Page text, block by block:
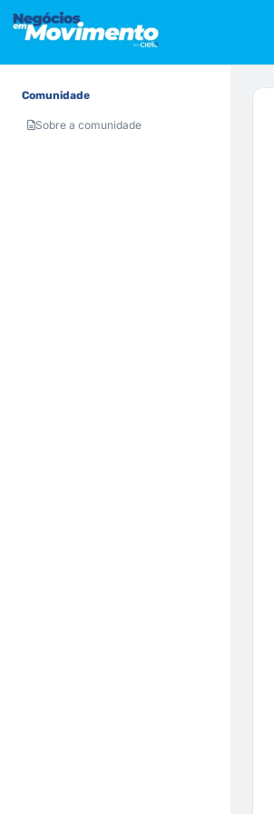
Comunidade
Sobre a comunidade